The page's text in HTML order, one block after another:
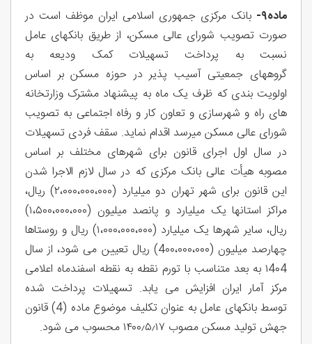
ماده۹-
بانک مرکزی جمهوری اسلامی ایران موظف است در
صورت تصویب شورای عالی مسکن، از طریق بانکهای عامل
نسبت به پرداخت تسهیلات کمک ودیعه به
گروههای جمعیتی آسیب پذیر در حوزه مسکن بر اساس
اولویت بندی که ظرف یک ماه به پیشنهاد مشترک وزارتخانه
های راه و شهرسازی و تعاون کار و رفاه اجتماعی به تصویب
شورای عالی مسکن میرسد اقدام نماید. سقف فردی تسهیلات
در سال اول اجرای قانون برای شهرهای مختلف بر اساس
مصوبه هیأت عالی بانک مرکزی که در سال لازم الاجرا شدن
این قانون برای شهر تهران دو میلیارد (۲،۰۰۰،۰۰۰،۰۰۰) ریال،
مراکز استانها یک میلیارد و پانصد میلیون (۱،۵۰۰،۰۰۰،۰۰۰)
ریال، سایر شهرها یک میلیارد (۱،۰۰۰،۰۰۰،۰۰۰) ریال و روستاها
چهارصد میلیون (4۰۰،۰۰۰،۰۰۰) ریال تعیین می شود، از سال
١4٠4 به بعد متناسب با تورم نقطه به نقطه اسفندماه اعلامی
مرکز آمار ایران افزایش می یابد. تسهیلات پرداخت شده
توسط بانکهای عامل به عنوان تكليف موضوع ماده (4) قانون
جهش تولید مسکن مصوب ۱۴۰۰٫۵٫۱۷ محسوب می شود.